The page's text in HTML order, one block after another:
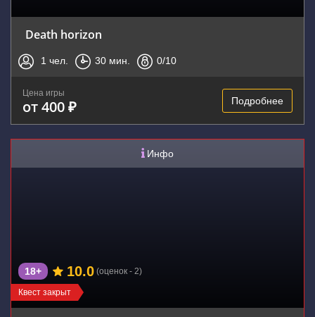
Death horizon
1 чел. 30 мин. 0/10
Цена игры
от 400 ₽ Подробнее
Инфо
Квест закрыт
18+ 10.0 (оценок - 2)